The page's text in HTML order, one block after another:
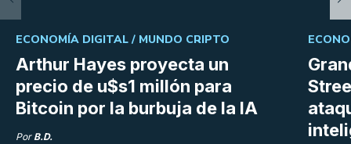
Arthur Hayes proyecta un
precio de u$s1 millón para
Bitcoin por la burbuja de la IA
ECONOMÍA DIGITAL / MUNDO CRIPTO
Por B.D.